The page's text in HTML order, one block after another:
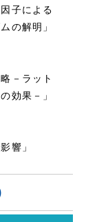
子による
の解明」
－ラット
効果－」
響」